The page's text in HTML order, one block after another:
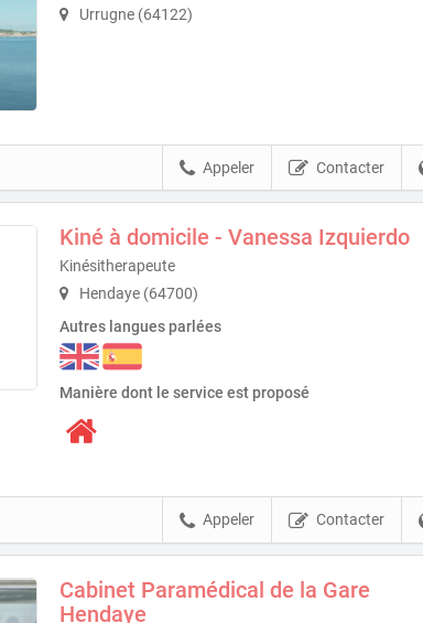
Urrugne (64122)
Contacter
Appeler
Kiné à domicile - Vanessa Izquierdo
Kinésitherapeute
Hendaye (64700)
Autres langues parlées
Manière dont le service est proposé
Contacter
Appeler
Cabinet Paramédical de la Gare
Hendaye